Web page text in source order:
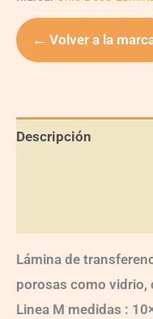
← Volver a la
Descripción
Lámina de
porosas como vidrio,
Linea M medidas :